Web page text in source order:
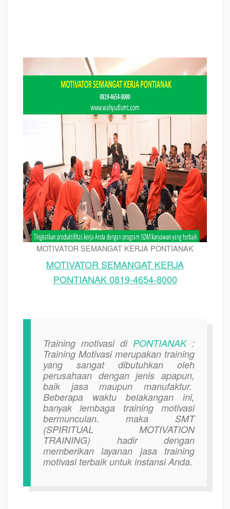
MOTIVATOR SEMANGAT KERJA PONTIANAK
MOTIVATOR SEMANGAT KERJA
PONTIANAK 0819-4654-8000
Training motivasi di PONTIANAK :
Training Motivasi merupakan training
yang sangat dibutuhkan oleh
perusahaan dengan jenis apapun,
baik jasa maupun manufaktur.
Beberapa waktu belakangan ini,
banyak lembaga training motivasi
bermunculan. maka SMT
(SPIRITUAL MOTIVATION
TRAINING) hadir dengan
memberikan layanan jasa training
motivasi terbaik untuk instansi Anda.